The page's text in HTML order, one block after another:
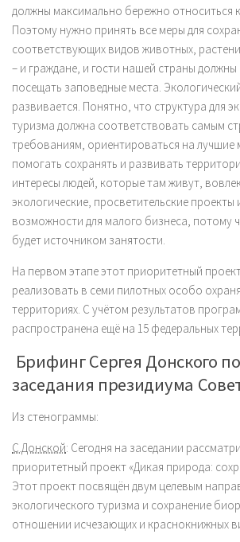
должны максимально бережно относиться
Поэтому нужно принять все меры для
соответствующих видов животных,
– и граждане, и гости нашей страны
посещать заповедные места.
развивается. Понятно, что структура для
туризма должна соответствовать самым
требованиям, ориентироваться на лучшие
помогать сохранять и развивать
интересы людей, которые там живут,
экологические, просветительские проекты
возможности для малого бизнеса, потому
будет источником занятости.
На первом этапе этот приоритетный
реализовать в семи пилотных особо
территориях. С учётом результатов
распространена ещё на 15 федеральных
Брифинг Сергея Донского
заседания президиума
Из стенограммы:
С.Донской: Сегодня на заседании
приоритетный проект «Дикая природа:
Этот проект посвящён двум целевым
экологического туризма и сохранение
отношении исчезающих и краснокнижных